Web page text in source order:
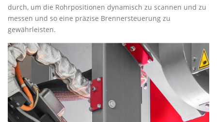
durch, um die Rohrpositionen dynamisch zu scannen und zu
messen und so eine präzise Brennersteuerung zu
gewährleisten.